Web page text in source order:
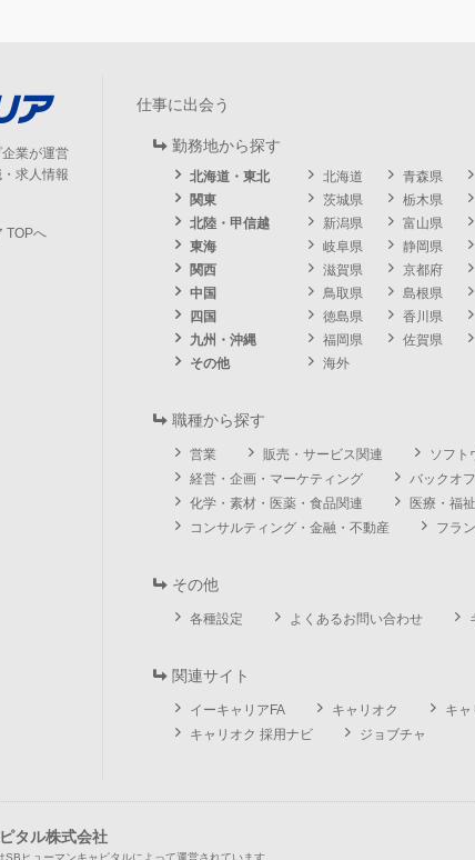
業が運営
求人情報
TOPへ
仕事に出会う
勤務地から探す
北海道・東北 北海道 青森県
関東
茨城県 栃木県
北陸・甲信越
新潟県 富山県
東海
岐阜県 静岡県
関西
滋賀県 京都府
中国
鳥取県 島根県
四国
徳島県 香川県
九州・沖縄
福岡県 佐賀県
その他
海外
職種から探す
営業 販売・サービス関連 ソフト
経営・企画・マーケティング
バックオ
化学・素材・医薬・食品関連
医療・福
コンサルティング・金融・不動産
フラ
その他
各種設定 よくあるお問い合わせ
関連サイト
イーキャリアFA キャリオク キ
キャリオク 採用ナビ
ジョブチャ
タル株式会社
ヒューマンキャピタルによって運営されています。